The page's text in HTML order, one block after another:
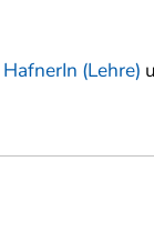
HafnerIn (Lehre)